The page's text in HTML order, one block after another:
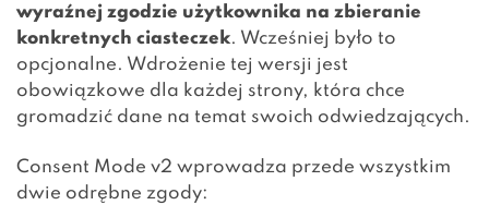
wyraźnej zgodzie użytkownika na zbieranie
konkretnych ciasteczek. Wcześniej było to
opcjonalne. Wdrożenie tej wersji jest
obowiązkowe dla każdej strony, która chce
gromadzić dane na temat swoich odwiedzających.
Consent Mode v2 wprowadza przede wszystkim
dwie odrębne zgody: